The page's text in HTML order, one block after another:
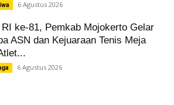
6 Agustus 2026
RI ke-81, Pemkab Mojokerto Gelar
ASN dan Kejuaraan Tenis Meja
6 Agustus 2026